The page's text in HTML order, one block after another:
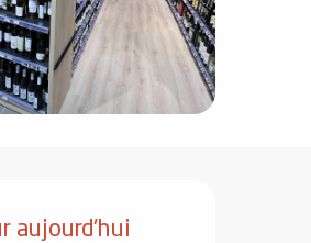
coordonnées
aujourd'hui